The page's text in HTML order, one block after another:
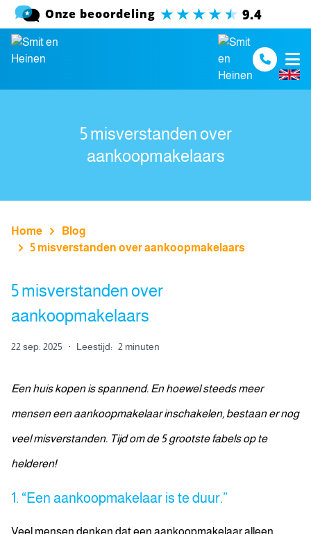
Spring naar inhoud
5 misverstanden over
aankoopmakelaars
Home
Blog
5 misverstanden over aankoopmakelaars
5 misverstanden over
aankoopmakelaars
22 sep. 2025 · Leestijd: 2 minuten
Een huis kopen is spannend. En hoewel steeds meer
mensen een aankoopmakelaar inschakelen, bestaan er nog
veel misverstanden. Tijd om de 5 grootste fabels op te
helderen!
1. “Een aankoopmakelaar is te duur.”